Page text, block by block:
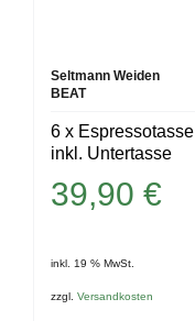
Seltmann Weiden
BEAT
6 x Espressotasse
inkl. Untertasse
39,90 €
inkl. 19 % MwSt.
zzgl. Versandkosten